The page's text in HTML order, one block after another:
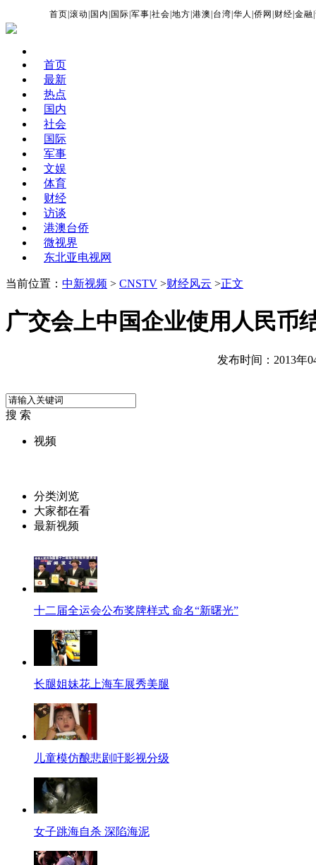
首页 |滚动 国内 国际 |军事 |社会 |地方 |港澳 台湾 |华人 |侨网 财经 |金融 |
首页
最新
热点
国内
社会
国际
军事
文娱
体育
财经
访谈
港澳台侨
微视界
东北亚电视网
当前位置： 中新视频 > CNSTV >财经风云 >正文
广交会上中国企业使用人民币
发布时间：2013年
搜 索
视频
分类浏览
大家都在看
最新视频
十二届全运会公布奖牌样式 命名“新曙光”
长腿姐妹花上海车展秀美腿
儿童模仿酿悲剧吁影视分级
女子跳海自杀 深陷海泥